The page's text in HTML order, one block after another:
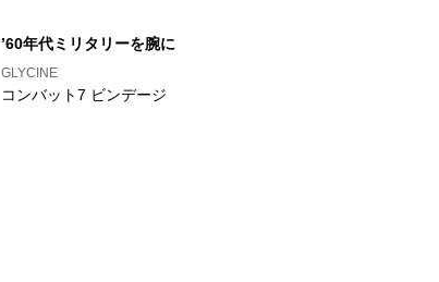
’60年代ミリタリーを腕に
GLYCINE
コンバット7 ビンデージ